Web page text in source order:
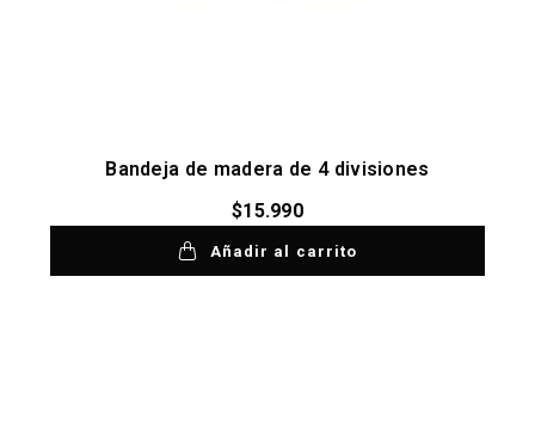
Bandeja de madera de 4 divisiones
$15.990
Añadir al carrito